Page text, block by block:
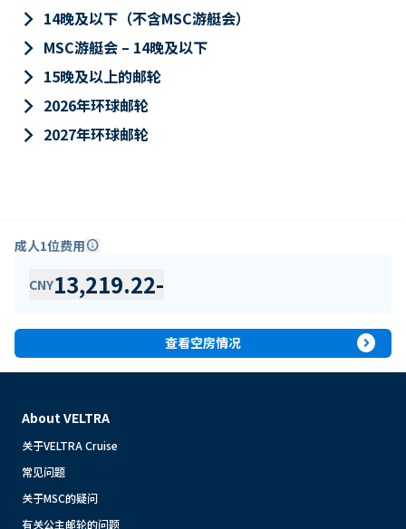
keyboard_arrow_right 14晚及以下（不含MSC游艇会）
keyboard_arrow_right MSC游艇会 – 14晚及以下
keyboard_arrow_right 15晚及以上的邮轮
keyboard_arrow_right 2026年环球邮轮
keyboard_arrow_right 2027年环球邮轮
成人1位费用info
CNY13,219.22-
查看空房情况 expand_circle_right
About VELTRA
关于VELTRA Cruise
常见问题
关于MSC的疑问
有关公主邮轮的问题